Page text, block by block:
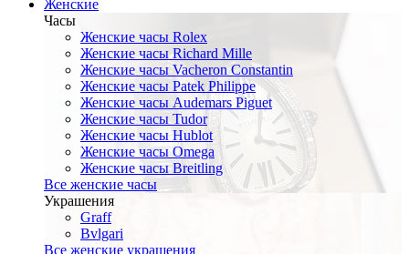
Женские
Часы
Женские часы Rolex
Женские часы Richard Mille
Женские часы Vacheron Constantin
Женские часы Patek Philippe
Женские часы Audemars Piguet
Женские часы Tudor
Женские часы Hublot
Женские часы Omega
Женские часы Breitling
Все женские часы
Украшения
Graff
Bvlgari
Все женские украшения